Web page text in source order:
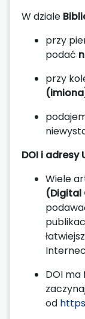
W dziale
przy
podać
przy
DOI i adresy
Wiele
(Digital
DOI ma
od